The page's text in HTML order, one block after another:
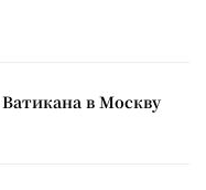
в Москву